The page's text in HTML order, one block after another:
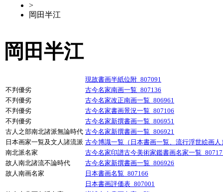
>
岡田半江
岡田半江
現故書画半紙位附_807091
不判優劣
古今名家南画一覧_807136
不判優劣
古今名家改正南画一覧_806961
不判優劣
古今名家書画景況一覧_807106
不判優劣
古今名家新撰書画一覧_806951
古人之部南北諸派無論時代 古今名家新撰書画一覧_806921
日本画家一覧及文人諸流派 古今博識一覧（日本書画一覧、流行浮世絵画人
南北派名家
古今名家印譜古今美術家鑑書画名家一覧
故人南北諸流不論時代
古今名家新撰書画一覧_806926
故人南画名家
日本書画名覧_807166
日本書画評価表_807001